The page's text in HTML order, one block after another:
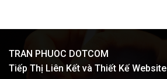
TRAN PHUOC DOTCOM
Tiếp Thị Liên Kết và Thiết Kế Website